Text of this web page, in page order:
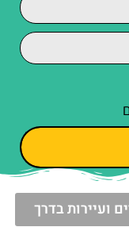
ועיירות בדרך